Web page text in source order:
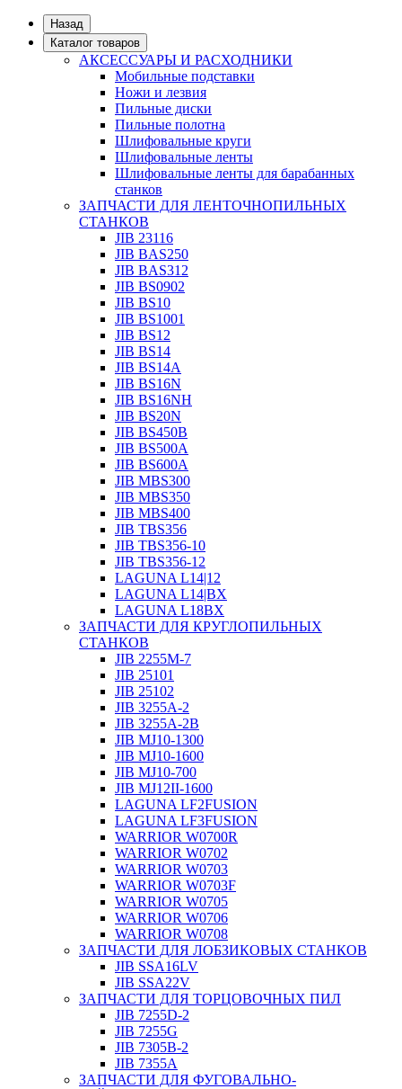
Назад
Каталог товаров
АКСЕССУАРЫ И РАСХОДНИКИ
Мобильные подставки
Ножи и лезвия
Пильные диски
Пильные полотна
Шлифовальные круги
Шлифовальные ленты
Шлифовальные ленты для барабанных
станков
ЗАПЧАСТИ ДЛЯ ЛЕНТОЧНОПИЛЬНЫХ
СТАНКОВ
JIB 23116
JIB BAS250
JIB BAS312
JIB BS0902
JIB BS10
JIB BS1001
JIB BS12
JIB BS14
JIB BS14А
JIB BS16N
JIB BS16NH
JIB BS20N
JIB BS450B
JIB BS500A
JIB BS600A
JIB MBS300
JIB MBS350
JIB MBS400
JIB TBS356
JIB TBS356-10
JIB TBS356-12
LAGUNA L14|12
LAGUNA L14|BX
LAGUNA L18BX
ЗАПЧАСТИ ДЛЯ КРУГЛОПИЛЬНЫХ
СТАНКОВ
JIB 2255M-7
JIB 25101
JIB 25102
JIB 3255A-2
JIB 3255A-2B
JIB MJ10-1300
JIB MJ10-1600
JIB MJ10-700
JIB MJ12II-1600
LAGUNA LF2FUSION
LAGUNA LF3FUSION
WARRIOR W0700R
WARRIOR W0702
WARRIOR W0703
WARRIOR W0703F
WARRIOR W0705
WARRIOR W0706
WARRIOR W0708
ЗАПЧАСТИ ДЛЯ ЛОБЗИКОВЫХ СТАНКОВ
JIB SSA16LV
JIB SSA22V
ЗАПЧАСТИ ДЛЯ ТОРЦОВОЧНЫХ ПИЛ
JIB 7255D-2
JIB 7255G
JIB 7305B-2
JIB 7355A
ЗАПЧАСТИ ДЛЯ ФУГОВАЛЬНО-